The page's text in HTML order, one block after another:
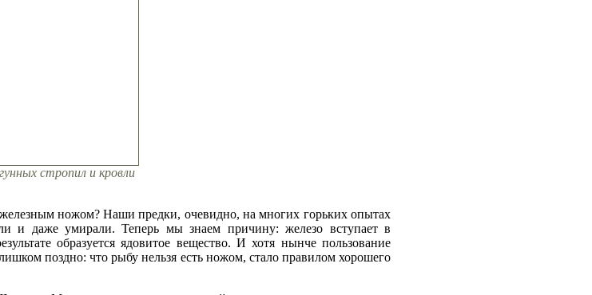
стропил и кровли
ножом? Наши предки, очевидно, на многих горьких опытах
и даже умирали. Теперь мы знаем причину: железо вступает в
образуется ядовитое вещество. И хотя нынче пользование
поздно: что рыбу нельзя есть ножом, стало правилом хорошего